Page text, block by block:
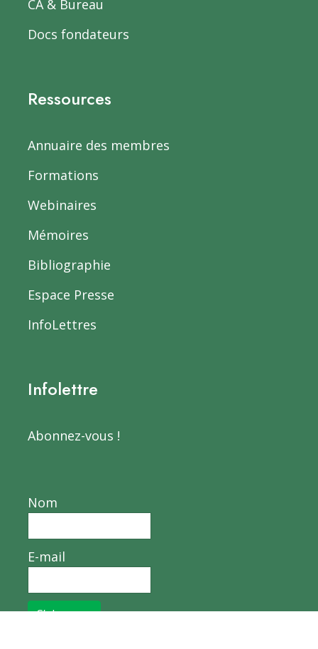
CA & Bureau
Docs fondateurs
Ressources
Annuaire des membres
Formations
Webinaires
Mémoires
Bibliographie
Espace Presse
InfoLettres
Infolettre
Abonnez-vous !
Nom
E-mail
S’abonner